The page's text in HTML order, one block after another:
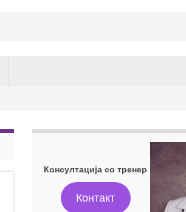
Консултација со тренер
Контакт